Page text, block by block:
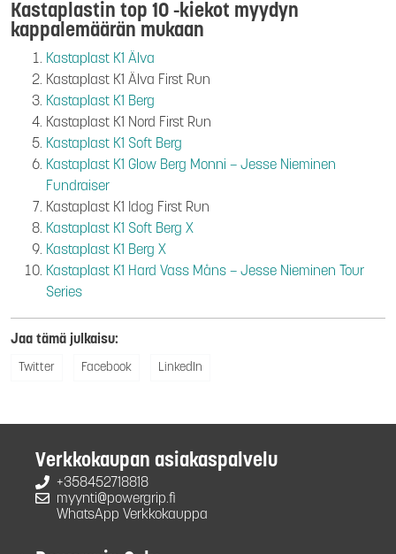
Kastaplastin top 10 -kiekot myydyn
kappalemäärän mukaan
Kastaplast K1 Älva
Kastaplast K1 Älva First Run
Kastaplast K1 Berg
Kastaplast K1 Nord First Run
Kastaplast K1 Soft Berg
Kastaplast K1 Glow Berg Monni – Jesse Nieminen
Fundraiser
Kastaplast K1 Idog First Run
Kastaplast K1 Soft Berg X
Kastaplast K1 Berg X
Kastaplast K1 Hard Vass Måns – Jesse Nieminen Tour
Series
Jaa tämä julkaisu:
Twitter Facebook LinkedIn
Verkkokaupan asiakaspalvelu
+358452718818
myynti@powergrip.fi
WhatsApp Verkkokauppa